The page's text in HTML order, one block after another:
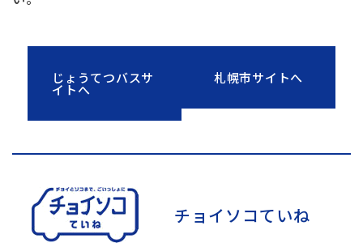
じょうてつバスサ
イトへ
札幌市サイトへ
チョイソコていね